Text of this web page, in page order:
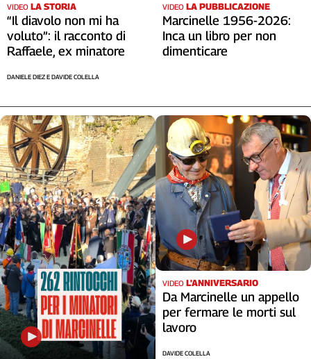
VIDEO LA STORIA
“Il diavolo non mi ha
voluto”: il racconto di
Raffaele, ex minatore
DANIELE DIEZ E DAVIDE COLELLA
VIDEO LA PUBBLICAZIONE
Marcinelle 1956-2026:
Inca un libro per non
dimenticare
VIDEO L'ANNIVERSARIO
Da Marcinelle un appello
per fermare le morti sul
lavoro
DAVIDE COLELLA